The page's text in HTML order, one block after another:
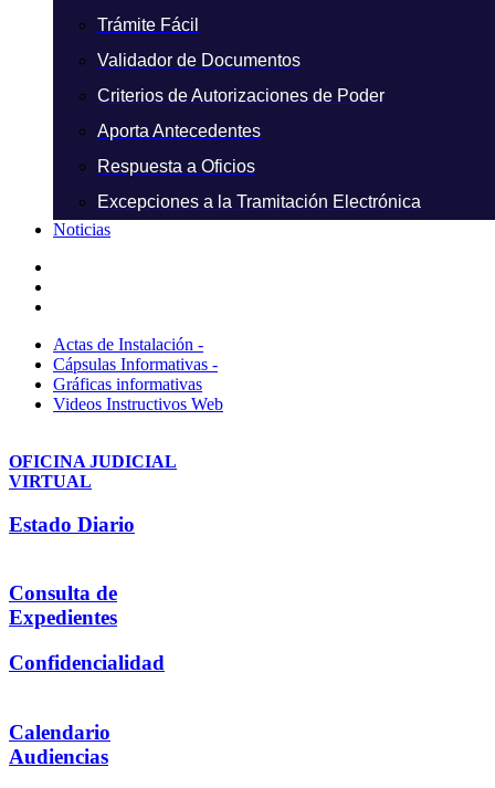
Trámite Fácil
Validador de Documentos
Criterios de Autorizaciones de Poder
Aporta Antecedentes
Respuesta a Oficios
Excepciones a la Tramitación Electrónica
Noticias
Actas de Instalación -
Cápsulas Informativas -
Gráficas informativas
Videos Instructivos Web
OFICINA JUDICIAL
VIRTUAL
Estado Diario
Consulta de
Expedientes
Confidencialidad
Calendario
Audiencias